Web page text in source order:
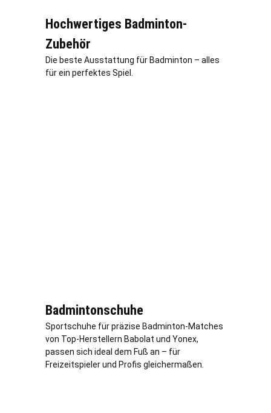
Hochwertiges Badminton-
Zubehör
Die beste Ausstattung für Badminton – alles
für ein perfektes Spiel.
Badmintonschuhe
Sportschuhe für präzise Badminton-Matches
von Top-Herstellern Babolat und Yonex,
passen sich ideal dem Fuß an – für
Freizeitspieler und Profis gleichermaßen.